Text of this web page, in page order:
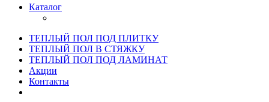
Каталог
ТЕПЛЫЙ ПОЛ ПОД ПЛИТКУ
ТЕПЛЫЙ ПОЛ В СТЯЖКУ
ТЕПЛЫЙ ПОЛ ПОД ЛАМИНАТ
Акции
Контакты